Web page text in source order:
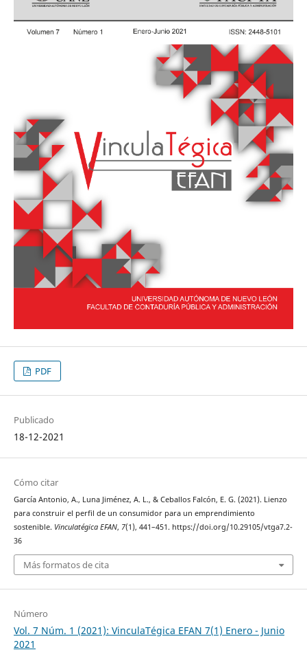
PDF
Publicado
18-12-2021
Cómo citar
García Antonio, A., Luna Jiménez, A. L., & Ceballos Falcón, E. G. (2021). Lienzo
para construir el perfil de un consumidor para un emprendimiento
sostenible. Vinculatégica EFAN, 7(1), 441–451. https://doi.org/10.29105/vtga7.2-
36
Más formatos de cita
Número
Vol. 7 Núm. 1 (2021): VinculaTégica EFAN 7(1) Enero - Junio
2021